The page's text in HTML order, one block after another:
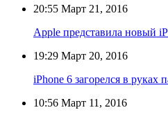
20:55 Март 21, 2016
Apple представила новый
19:29 Март 20, 2016
iPhone 6 загорелся в руках
10:56 Март 11, 2016